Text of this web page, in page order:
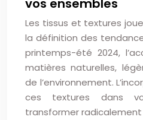
vos ensembles
Les tissus et textures
la définition des
printemps-été 2024,
matières naturelles,
de l’environnement.
ces textures dans
transformer